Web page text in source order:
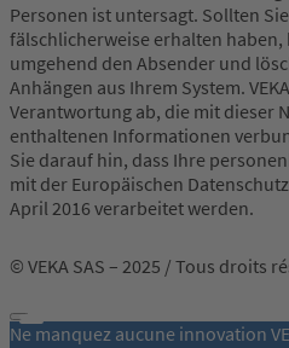
Personen ist untersagt. Sollten
fälschlicherweise erhalten
umgehend den Absender und
Anhängen aus Ihrem System.
Verantwortung ab, die mit dieser
enthaltenen Informationen
Sie darauf hin, dass Ihre
mit der Europäischen
April 2016 verarbeitet werden.
© VEKA SAS – 2025 / Tous droits
Ne manquez aucune innovation